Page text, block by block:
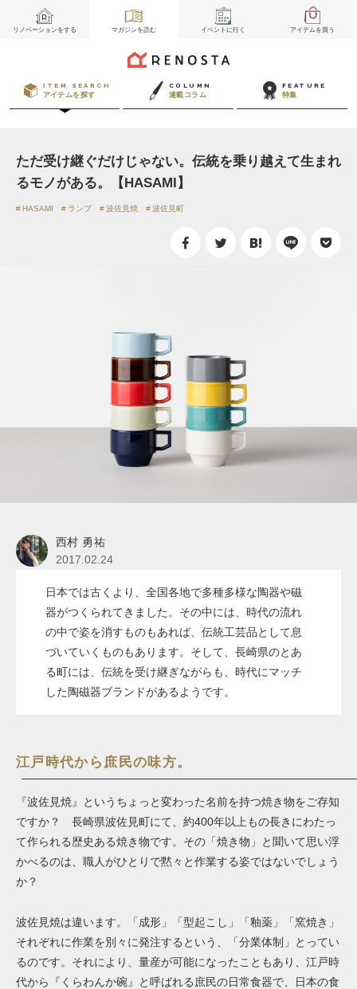
リノベーションをする マガジンを読む イベント に行く アイテムを買う
ITEM SEARCH
アイテムを探す
COLUMN
連載コラム
FEATURE
特集
ただ受け継ぐだけじゃない。伝統を乗り越えて生まれ
るモノがある。【HASAMI】
HASAMI ランプ 波佐見焼 波佐見町
西村 勇祐
2017.02.24
日本では古くより、全国各地で多種多様な陶器や磁
器がつくられてきました。その中には、時代の流れ
の中で姿を消すものもあれば、伝統工芸品として息
づいていくものもあります。そして、長崎県のとあ
る町には、伝統を受け継ぎながらも、時代にマッチ
した陶磁器ブランドがあるようです。
江戸時代から庶民の味方。
『波佐見焼』というちょっと変わった名前を持つ焼き物をご存知
ですか？ 長崎県波佐見町にて、約400年以上もの長きにわたっ
て作られる歴史ある焼き物です。その「焼き物」と聞いて思い浮
かべるのは、職人がひとりで黙々と作業する姿ではないでしょう
か？
波佐見焼は違います。「成形」「型起こし」「釉薬」「窯焼き」
それぞれに作業を別々に発注するという、「分業体制」とってい
るのです。それにより、量産が可能になったこともあり、江戸時
代から『くらわんか碗』と呼ばれる庶民の日常食器で、日本の食